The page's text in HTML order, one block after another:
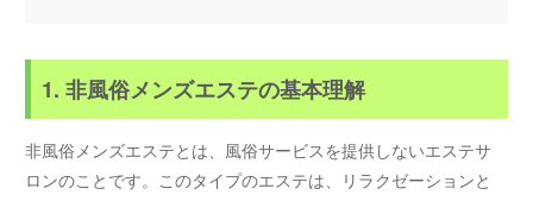
1. 非風俗メンズエステの基本理解
非風俗メンズエステとは、風俗サービスを提供しないエステサ
ロンのことです。このタイプのエステは、リラクゼーションと